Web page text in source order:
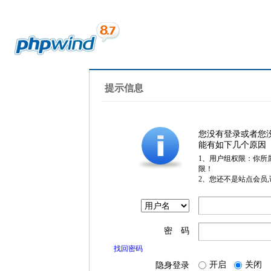
提示信息
您没有登录或者您
能有如下几个原因
1、用户组权限：你所
限！
2、您还不是站点会员
密 码
找回密码
隐身登录 开启 关闭